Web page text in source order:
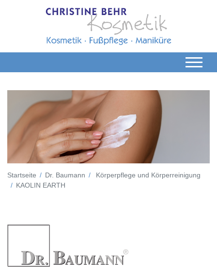
Startseite Dr. Baumann
Körperpflege und Körperreinigung
KAOLIN EARTH